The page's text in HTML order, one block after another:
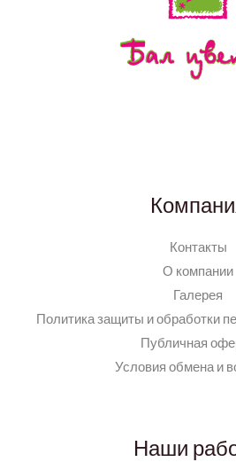
Контакты
О компании
Галерея
Политика защиты и обработки
Публичная
Условия обмена и
Наши